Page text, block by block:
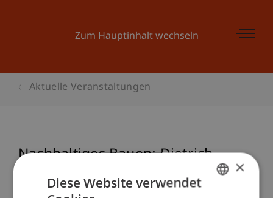
Zum Hauptinhalt wechseln
Aktuelle Veranstaltungen
Nachhaltiges Bauen: Dietrich
Schwarz
×
Diese Website verwendet